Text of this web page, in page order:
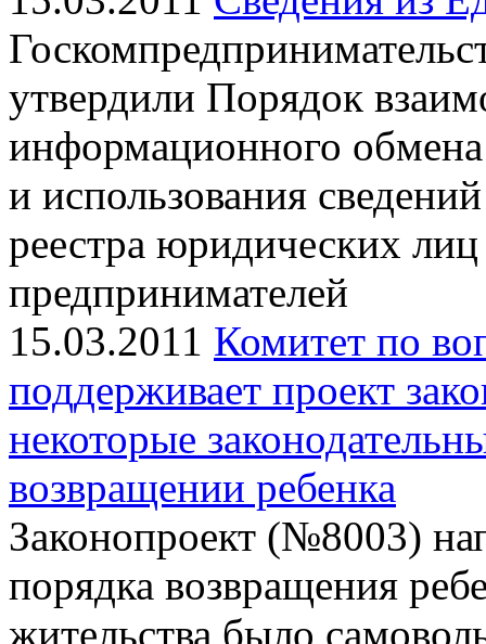
утвердили Порядок
информационного обмена
и использования
реестра юридических
предпринимателей
15.03.2011 Комитет по
поддерживает проект
некоторые
возвращении ребенка
Законопроект (№8003)
порядка возвращения
жительства было